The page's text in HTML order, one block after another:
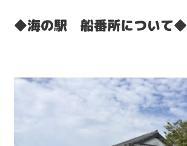
◆海の駅 船番所について◆